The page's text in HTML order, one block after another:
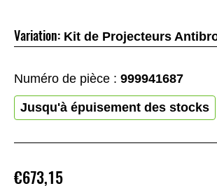
€673,15
Variation: Kit de Projecteurs
Numéro de pièce : 999941687
Jusqu'à épuisement des stocks